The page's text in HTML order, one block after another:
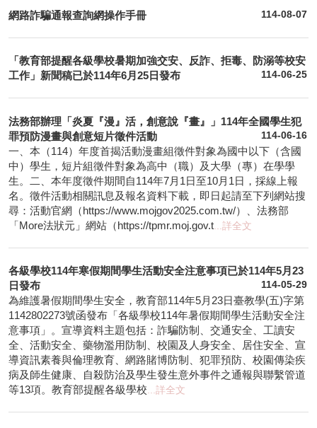
網路詐騙通報查詢網操作手冊 114-08-07
「教育部提醒各級學校暑期加強交安、反詐、拒毒、防溺等校安
工作」新聞稿已於114年6月25日發布
114-06-25
法務部辦理「炎夏『漫』活，創意說『畫』」114年全國學生犯
罪預防漫畫與創意短片徵件活動
114-06-16
一、本（114）年度首揭活動漫畫組徵件對象為國中以下（含國
中）學生，短片組徵件對象為高中（職）及大學（專）在學學
生。二、本年度徵件期間自114年7月1日至10月1日，採線上報
名。徵件活動相關訊息及報名資料下載，即日起請至下列網站搜
尋：活動官網（https://www.mojgov2025.com.tw/）、法務部
「More法狀元」網站（https://tpmr.moj.gov.t ...詳全文
各級學校114年寒假期間學生活動安全注意事項已於114年5月23
日發布
114-05-29
為維護暑假期間學生安全，教育部114年5月23日臺教學(五)字第
1142802273號函發布「各級學校114年暑假期間學生活動安全注
意事項」。宣導資料主題包括：詐騙防制、交通安全、工讀安
全、活動安全、藥物濫用防制、校園及人身安全、居住安全、宣
導資訊素養與倫理教育、網路賭博防制、犯罪預防、校園傳染疾
病及師生健康、自殺防治及學生發生意外事件之通報與聯繫管道
等13項。教育部提醒各級學校 ...詳全文